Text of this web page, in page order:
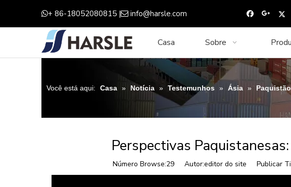
+ 86-18052080815 | info@harsle.com
Casa Sobre
Você está aqui: Casa » Notícia » Testemunhos » Ásia » Paquistão
Perspectivas
Número Browse:29Autor:editor do site Publicar